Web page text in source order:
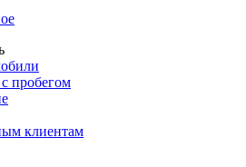
пробегом
клиентам